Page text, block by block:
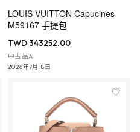
LOUIS VUITTON Capucines
M59167 手提包
TWD 343252.00
中古品A
2026年7月18日